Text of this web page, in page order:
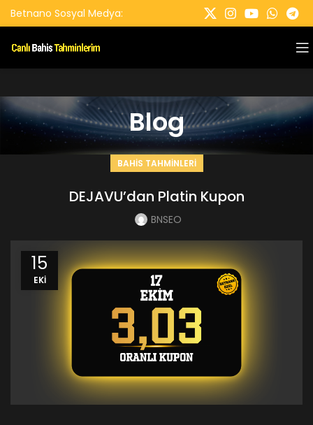
Betnano Sosyal Medya:
Blog
BAHIS TAHMINLERI
DEJAVU’dan Platin Kupon
BNSEO
15
EKI